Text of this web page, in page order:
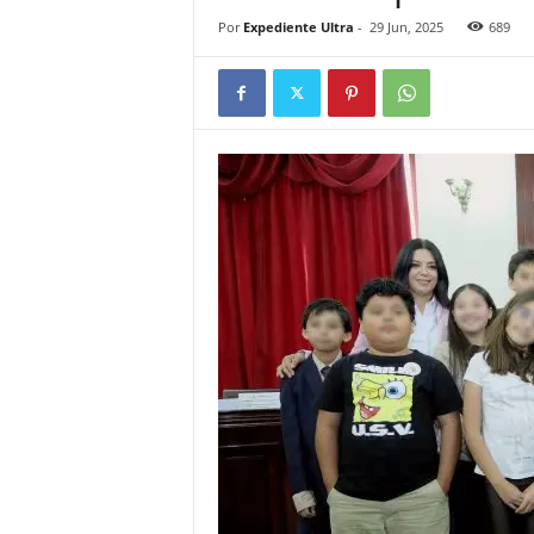
Por Expediente Ultra - 29 Jun, 2025 689